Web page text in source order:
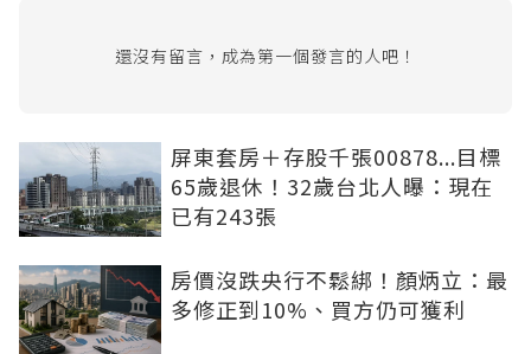
還沒有留言，成為第一個發言的人吧！
屏東套房＋存股千張00878...目標
65歲退休！32歲台北人曝：現在
已有243張
房價沒跌央行不鬆綁！顏炳立：最
多修正到10%、買方仍可獲利